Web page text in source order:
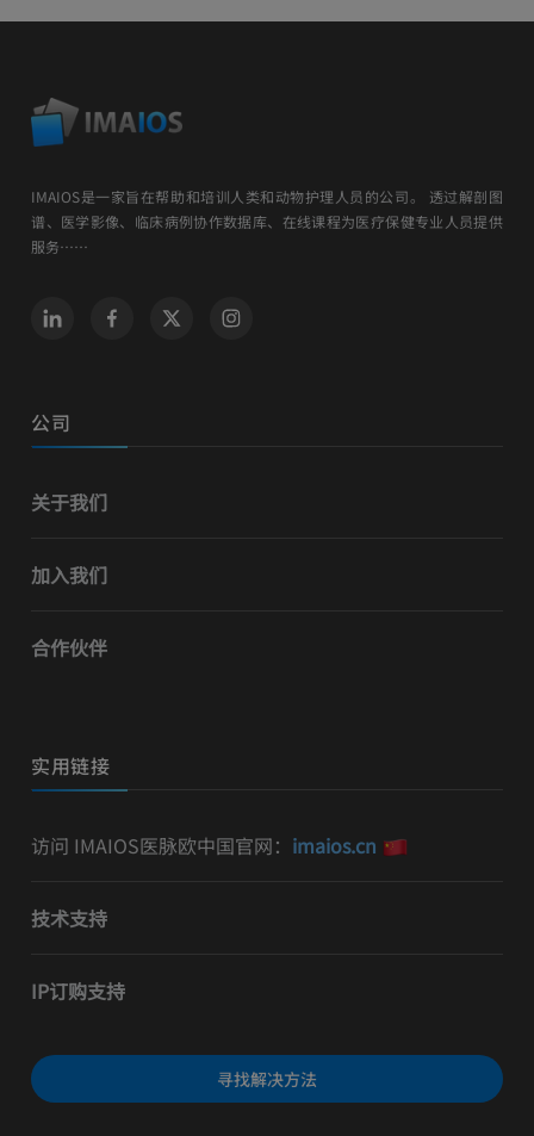
IMAIOS是一家旨在帮助和培训人类和动物护理人员的公司。 透过解剖图
谱、医学影像、临床病例协作数据库、在线课程为医疗保健专业人员提供
服务……
公司
关于我们
加入我们
合作伙伴
实用链接
访问 IMAIOS医脉欧中国官网： imaios.cn
技术支持
IP订购支持
寻找解决方法